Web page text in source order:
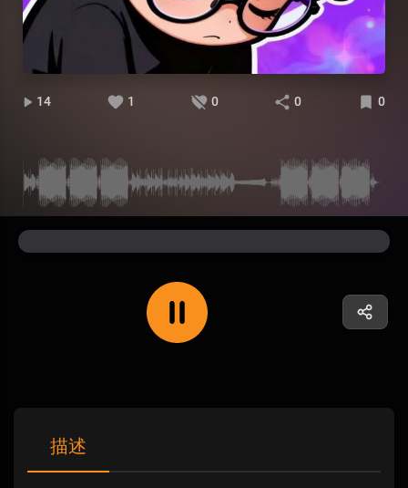
14 1 0 0 0
描述